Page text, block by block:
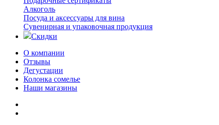
Алкоголь
Посуда и аксессуары для вина
Сувенирная и упаковочная продукция
Скидки
О компании
Отзывы
Дегустации
Колонка сомелье
Наши магазины